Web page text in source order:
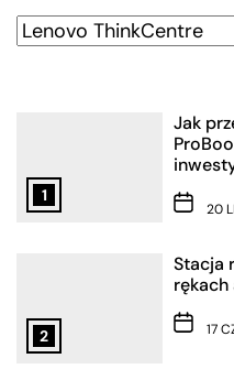
Kategorie
1
Jak
20
2
Stacja
rękach
17